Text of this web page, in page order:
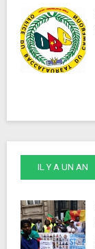
IL Y A UN AN